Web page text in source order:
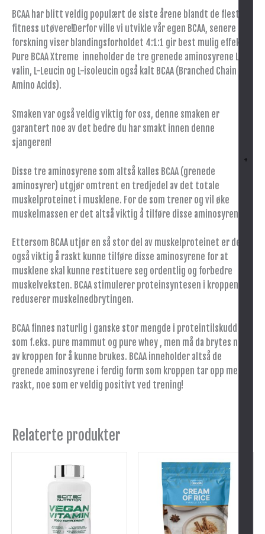
+
BCAA har blitt veldig populært de siste årene blandt de fleste
fitness utøvere!Derfor ville vi utvikle vår egen BCAA, senere
forskning viser blandingsforholdet 4:1:1 gir best mulig effekt!
Pure BCAA Xtreme inneholder de tre grenede aminosyrene L-
valin, L-Leucin og L-isoleucin også kalt BCAA (Branched Chain
Amino Acids).
Smaken var også veldig viktig for oss, denne smaken er
garantert noe av det bedre du har smakt innen denne
sjangeren!
Disse tre aminosyrene som altså kalles BCAA (grenede
aminosyrer) utgjør omtrent en tredjedel av det totale
muskelproteinet i musklene. For de som trener og vil øke
muskelmassen er det altså viktig å tilføre disse aminosyrene.
Ettersom BCAA utjør en så stor del av muskelproteinet er det
også viktig å raskt kunne tilføre disse aminosyrene for at
musklene skal kunne restituere seg ordentlig og forbedre
muskelveksten. BCAA stimulerer proteinsyntesen i kroppen og
reduserer muskelnedbrytingen.
BCAA finnes naturlig i ganske stor mengde i proteintilskudd
som f.eks. pure mammut og pure whey , men må da brytes ned
av kroppen for å kunne brukes. BCAA inneholder altså de
grenede aminosyrene i ferdig form som kroppen tar opp meget
raskt, noe som er veldig positivt ved trening!
Relaterte produkter